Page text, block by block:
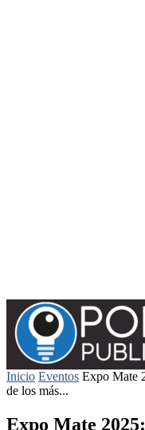
Inicio Eventos Expo Mate
de los más...
Expo Mate